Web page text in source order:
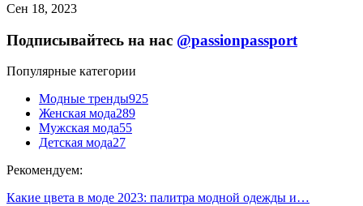
Сен 18, 2023
Подписывайтесь на нас @passionpassport
Популярные категории
Модные тренды925
Женская мода289
Мужская мода55
Детская мода27
Рекомендуем:
Какие цвета в моде 2023: палитра модной одежды и…